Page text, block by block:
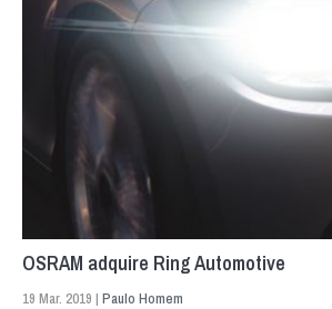
OSRAM adquire Ring Automotive
19 Mar. 2019 | Paulo Homem